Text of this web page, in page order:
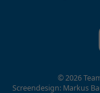
© 2026
Screendesign: Markus